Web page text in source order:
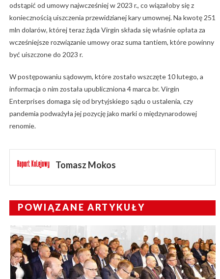
odstąpić od umowy najwcześniej w 2023 r., co wiązałoby się z
koniecznością uiszczenia przewidzianej kary umownej. Na kwotę 251
mln dolarów, której teraz żąda Virgin składa się właśnie opłata za
wcześniejsze rozwiązanie umowy oraz suma tantiem, które powinny
być uiszczone do 2023 r.
W postępowaniu sądowym, które zostało wszczęte 10 lutego, a
informacja o nim została upubliczniona 4 marca br. Virgin
Enterprises domaga się od brytyjskiego sądu o ustalenia, czy
pandemia podważyła jej pozycję jako marki o międzynarodowej
renomie.
Tomasz Mokos
POWIĄZANE ARTYKUŁY